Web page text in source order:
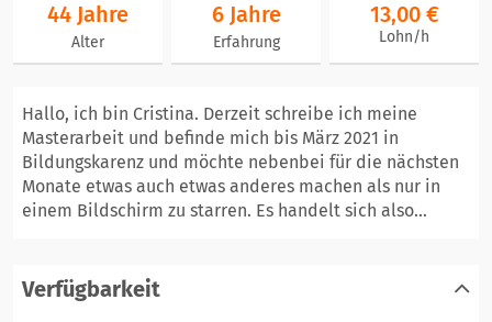
44 Jahre
Alter
6 Jahre
Erfahrung
13,00 €
Lohn/h
Hallo, ich bin Cristina. Derzeit schreibe ich meine
Masterarbeit und befinde mich bis März 2021 in
Bildungskarenz und möchte nebenbei für die nächsten
Monate etwas auch etwas anderes machen als nur in
einem Bildschirm zu starren. Es handelt sich also...
Verfügbarkeit